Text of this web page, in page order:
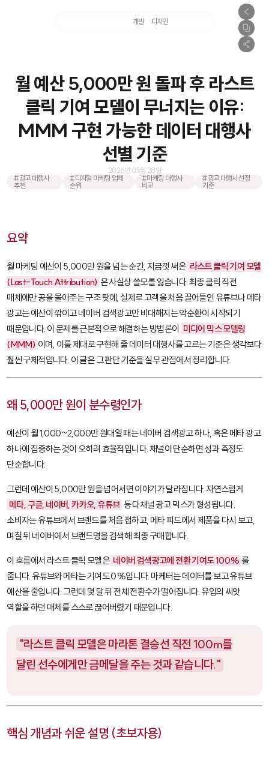
개발 디자인
월 예산 5,000만 원 돌파 후 라스트
클릭 기여 모델이 무너지는 이유:
MMM 구현 가능한 데이터 대행사
선별 기준
2026년 05월 28일
#광고 대행사
추천
#디지털 마케팅 업체
순위
#마케팅 대행사
비교
#광고 대행사 선정
기준
요약
월 마케팅 예산이 5,000만 원을 넘는 순간, 지금껏 써온 라스트 클릭 기여 모델
(Last-Touch Attribution) 은 사실상 쓸모를 잃습니다. 최종 클릭 직전
매체에만 공을 몰아주는 구조 탓에, 실제로 고객을 처음 끌어들인 유튜브나 메타
광고는 예산이 깎이고 네이버 검색광고만 비대해지는 악순환이 시작되기
때문입니다. 이 문제를 근본적으로 해결하는 방법론이 미디어 믹스 모델링
(MMM) 이며, 이를 제대로 구현해 줄 데이터 대행사를 고르는 기준은 생각보다
훨씬 구체적입니다. 이 글은 그 판단 기준을 실무 관점에서 정리합니다.
왜 5,000만 원이 분수령인가
예산이 월 1,000~2,000만 원대일 때는 네이버 검색광고 하나, 혹은 메타 광고
하나에 집중하는 것이 오히려 효율적입니다. 채널이 단순하면 성과 측정도
단순합니다.
그런데 예산이 5,000만 원을 넘어서면 이야기가 달라집니다. 자연스럽게
메타, 구글, 네이버, 카카오, 유튜브 등 다채널 광고 믹스가 형성됩니다.
소비자는 유튜브에서 브랜드를 처음 접하고, 메타 피드에서 제품을 다시 보고,
며칠 뒤 네이버에서 브랜드명을 검색해 최종 구매합니다.
이 흐름에서 라스트 클릭 모델은 네이버 검색광고에 전환 기여도 100% 를
줍니다. 유튜브와 메타는 기여도 0%입니다. 마케터는 데이터를 보고 유튜브
예산을 줄입니다. 그런데 몇 달 뒤 전체 전환수가 떨어집니다. 유입의 씨앗
역할을 하던 매체를 스스로 끊어버렸기 때문입니다.
"라스트 클릭 모델은 마라톤 결승선 직전 100m를
달린 선수에게만 금메달을 주는 것과 같습니다."
핵심 개념과 쉬운 설명 (초보자용)